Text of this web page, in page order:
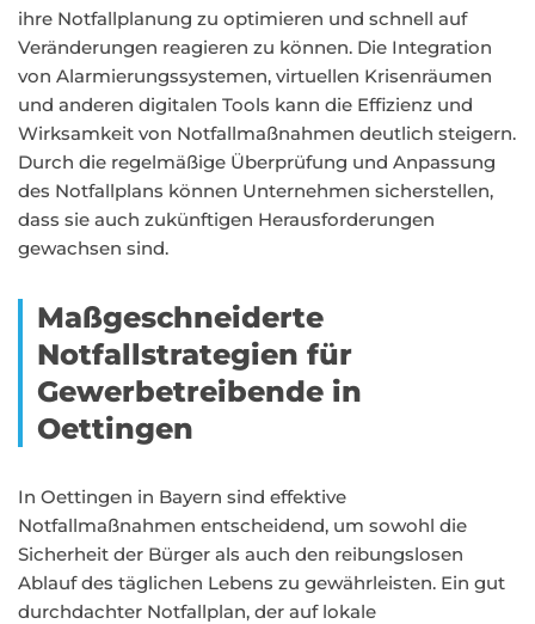
ihre Notfallplanung zu optimieren und schnell auf
Veränderungen reagieren zu können. Die Integration
von Alarmierungssystemen, virtuellen Krisenräumen
und anderen digitalen Tools kann die Effizienz und
Wirksamkeit von Notfallmaßnahmen deutlich steigern.
Durch die regelmäßige Überprüfung und Anpassung
des Notfallplans können Unternehmen sicherstellen,
dass sie auch zukünftigen Herausforderungen
gewachsen sind.
Maßgeschneiderte
Notfallstrategien für
Gewerbetreibende in
Oettingen
In Oettingen in Bayern sind effektive
Notfallmaßnahmen entscheidend, um sowohl die
Sicherheit der Bürger als auch den reibungslosen
Ablauf des täglichen Lebens zu gewährleisten. Ein gut
durchdachter Notfallplan, der auf lokale